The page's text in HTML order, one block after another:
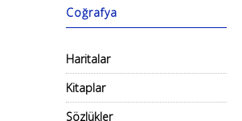
Coğrafya
Haritalar
Kitaplar
Sözlükler